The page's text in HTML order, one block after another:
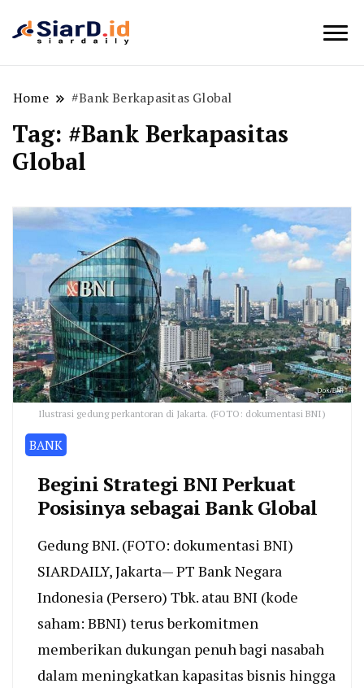
Home #Bank Berkapasitas Global
Tag: #Bank Berkapasitas
Global
Ilustrasi gedung perkantoran di Jakarta. (FOTO: dokumentasi BNI)
BANK
Begini Strategi BNI Perkuat
Posisinya sebagai Bank Global
Gedung BNI. (FOTO: dokumentasi BNI)
SIARDAILY, Jakarta— PT Bank Negara
Indonesia (Persero) Tbk. atau BNI (kode
saham: BBNI) terus berkomitmen
memberikan dukungan penuh bagi nasabah
dalam meningkatkan kapasitas bisnis hingga